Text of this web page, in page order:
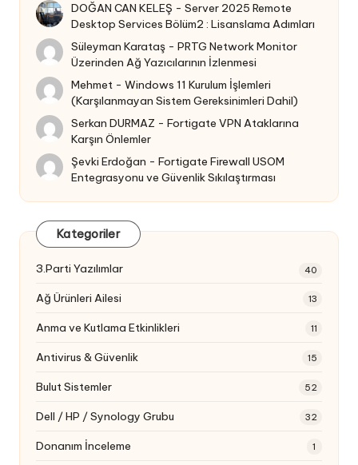
DOĞAN CAN KELEŞ -Server 2025 Remote
Desktop Services Bölüm2 : Lisanslama Adımları
Süleyman Karataş -PRTG Network Monitor
Üzerinden Ağ Yazıcılarının İzlenmesi
Mehmet -Windows 11 Kurulum İşlemleri
(Karşılanmayan Sistem Gereksinimleri Dahil)
Serkan DURMAZ -Fortigate VPN Ataklarına
Karşın Önlemler
Şevki Erdoğan -Fortigate Firewall USOM
Entegrasyonu ve Güvenlik Sıkılaştırması
Kategoriler
3.Parti Yazılımlar 40
Ağ Ürünleri Ailesi 13
Anma ve Kutlama Etkinlikleri 11
Antivirus & Güvenlik 15
Bulut Sistemler 52
Dell / HP / Synology Grubu 32
Donanım İnceleme 1